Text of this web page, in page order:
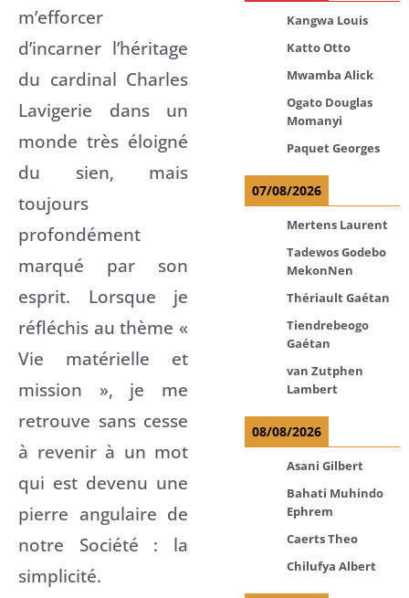
m’efforcer
d’incarner l’héritage
du cardinal Charles
Lavigerie dans un
monde très éloigné
du sien, mais
toujours
profondément
marqué par son
esprit. Lorsque je
réfléchis au thème «
Vie matérielle et
mission », je me
retrouve sans cesse
à revenir à un mot
qui est devenu une
pierre angulaire de
notre Société : la
simplicité.
Kangwa Louis
Katto Otto
Mwamba Alick
Ogato Douglas
Momanyi
Paquet Georges
07/08/2026
Mertens Laurent
Tadewos Godebo
MekonNen
Thériault Gaétan
Tiendrebeogo
Gaétan
van Zutphen
Lambert
08/08/2026
Asani Gilbert
Bahati Muhindo
Ephrem
Caerts Theo
Chilufya Albert